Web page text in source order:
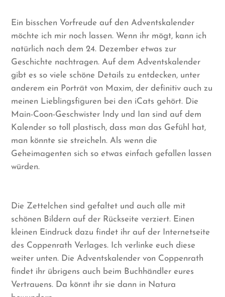
Ein bisschen Vorfreude auf den Adventskalender
möchte ich mir noch lassen. Wenn ihr mögt, kann ich
natürlich nach dem 24. Dezember etwas zur
Geschichte nachtragen. Auf dem Adventskalender
gibt es so viele schöne Details zu entdecken, unter
anderem ein Porträt von Maxim, der definitiv auch zu
meinen Lieblingsfiguren bei den iCats gehört. Die
Main-Coon-Geschwister Indy und Ian sind auf dem
Kalender so toll plastisch, dass man das Gefühl hat,
man könnte sie streicheln. Als wenn die
Geheimagenten sich so etwas einfach gefallen lassen
würden.
Die Zettelchen sind gefaltet und auch alle mit
schönen Bildern auf der Rückseite verziert. Einen
kleinen Eindruck dazu findet ihr auf der Internetseite
des Coppenrath Verlages. Ich verlinke euch diese
weiter unten. Die Adventskalender von Coppenrath
findet ihr übrigens auch beim Buchhändler eures
Vertrauens. Da könnt ihr sie dann in Natura